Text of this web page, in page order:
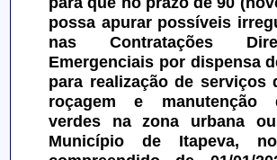
possa apurar possíveis
nas Contratações
Emergenciais por dispensa
para realização de serviços
roçagem e manutenção
verdes na zona urbana
Município de Itapeva,